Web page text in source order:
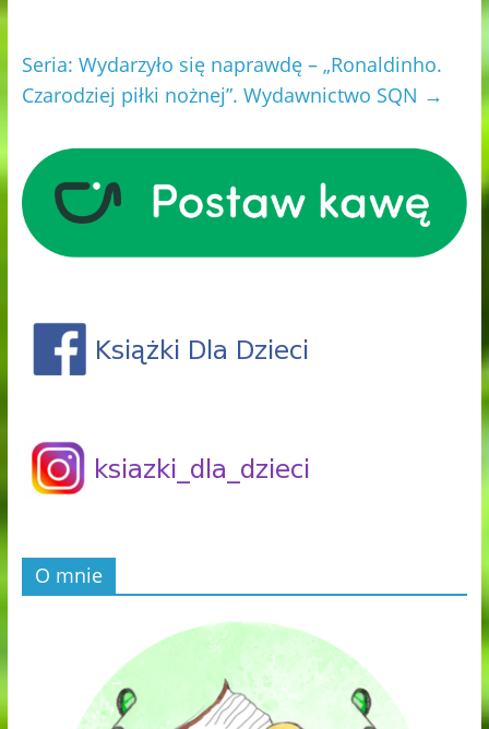
Seria: Wydarzyło się naprawdę – „Ronaldinho.
Czarodziej piłki nożnej”. Wydawnictwo SQN →
O mnie